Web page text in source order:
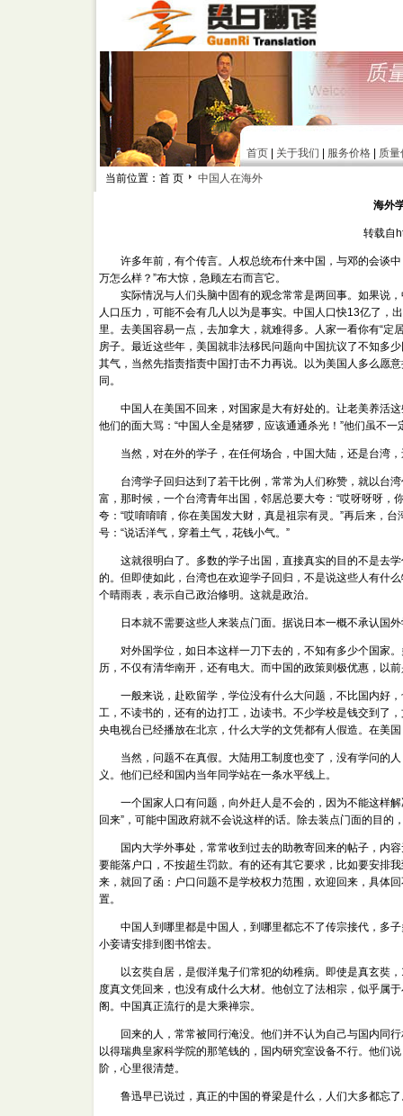
首页 关于我们 服务价格
质量
当前位置：首 页
中国人在海外
海外
转载自
许多年前，有个传言。人权总统布什来中国，与邓的会谈中
万怎么样？”布大惊，急顾左右而言它。
实际情况与人们头脑中固有的观念常常是两回事。如果说，
人口压力，可能不会有几人以为是事实。中国人口快13亿了，
里。去美国容易一点，去加拿大，就难得多。人家一看你有“定
房子。最近这些年，美国就非法移民问题向中国抗议了不知多
其气，当然先指责指责中国打击不力再说。以为美国人多么愿
同。
中国人在美国不回来，对国家是大有好处的。让老美养活这
他们的面大骂：“中国人全是猪猡，应该通通杀光！”他们虽不
当然，对在外的学子，在任何场合，中国大陆，还是台湾，
台湾学子回归达到了若干比例，常常为人们称赞，就以台湾
富，那时候，一个台湾青年出国，邻居总要大夸：“哎呀呀呀
夸：“哎唷唷唷，你在美国发大财，真是祖宗有灵。”再后来，
号：“说话洋气，穿着土气，花钱小气。”
这就很明白了。多数的学子出国，直接真实的目的不是去学
的。但即使如此，台湾也在欢迎学子回归，不是说这些人有什
个晴雨表，表示自己政治修明。这就是政治。
日本就不需要这些人来装点门面。据说日本一概不承认国外
对外国学位，如日本这样一刀下去的，不知有多少个国家。
历，不仅有清华南开，还有电大。而中国的政策则极优惠，以
一般来说，赴欧留学，学位没有什么大问题，不比国内好，
工，不读书的，还有的边打工，边读书。不少学校是钱交到了
央电视台已经播放在北京，什么大学的文凭都有人假造。在美
当然，问题不在真假。大陆用工制度也变了，没有学问的人
义。他们已经和国内当年同学站在一条水平线上。
一个国家人口有问题，向外赶人是不会的，因为不能这样解
回来”，可能中国政府就不会说这样的话。除去装点门面的目的
国内大学外事处，常常收到过去的助教寄回来的帖子，内容
要能落户口，不按超生罚款。有的还有其它要求，比如要安排
来，就回了函：户口问题不是学校权力范围，欢迎回来，具体
置。
中国人到哪里都是中国人，到哪里都忘不了传宗接代，多子
小妾请安排到图书馆去。
以玄奘自居，是假洋鬼子们常犯的幼稚病。即使是真玄奘，
度真文凭回来，也没有成什么大材。他创立了法相宗，似乎属
阁。中国真正流行的是大乘禅宗。
回来的人，常常被同行淹没。他们并不认为自己与国内同行
以得瑞典皇家科学院的那笔钱的，国内研究室设备不行。他们
阶，心里很清楚。
鲁迅早已说过，真正的中国的脊梁是什么，人们大多都忘了